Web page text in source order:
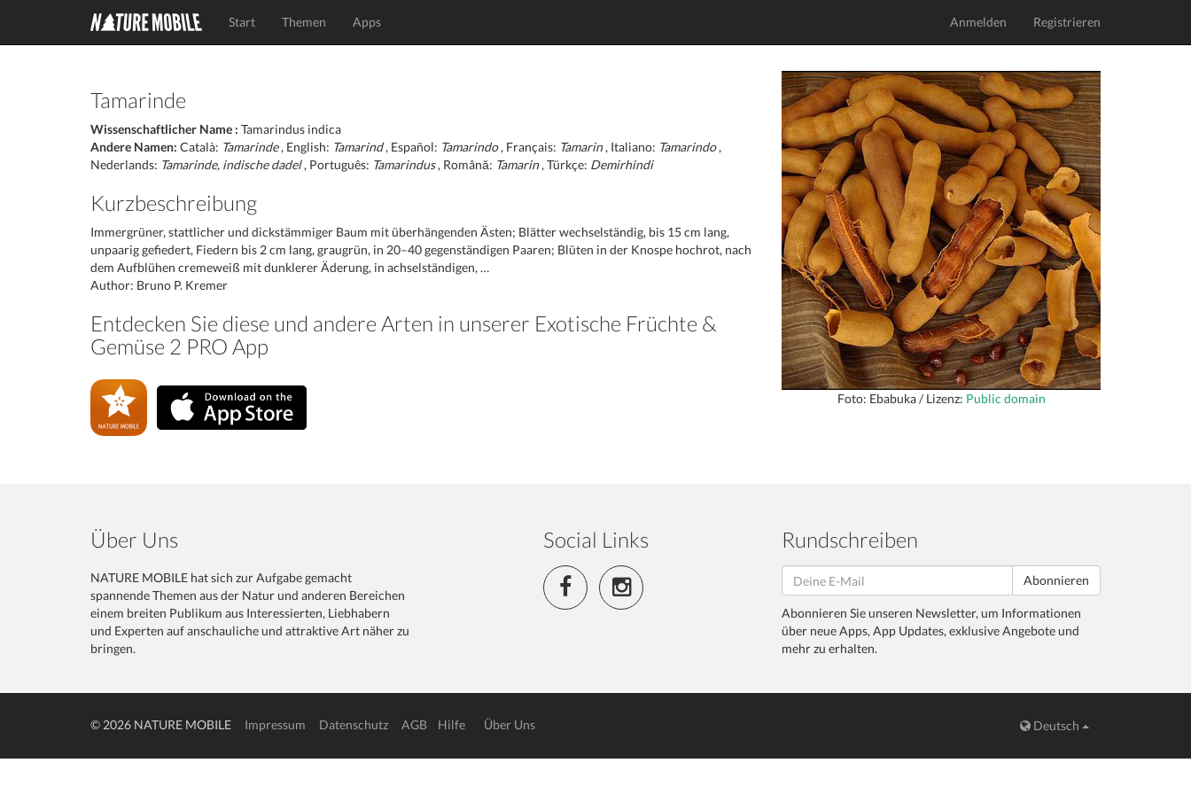
Start Themen Apps Anmelden Registrieren
Tamarinde
Wissenschaftlicher Name : Tamarindus indica
Andere Namen: Català: Tamarinde, English: Tamarind, Español: Tamarindo, Français: Tamarin, Italiano: Tamarindo,
Nederlands: Tamarinde, indische dadel, Português: Tamarindus, Română: Tamarin, Türkçe: Demirhindi
Kurzbeschreibung
Immergrüner, stattlicher und dickstämmiger Baum mit überhängenden Ästen; Blätter wechselständig, bis 15 cm lang,
unpaarig gefiedert, Fiedern bis 2 cm lang, graugrün, in 20–40 gegenständigen Paaren; Blüten in der Knospe hochrot, nach
dem Aufblühen cremeweiß mit dunklerer Äderung, in achselständigen, …
Author: Bruno P. Kremer
Entdecken Sie diese und andere Arten in unserer Exotische Früchte &
Gemüse 2 PRO App
Foto: Ebabuka / Lizenz: Public domain
Über Uns
NATURE MOBILE hat sich zur Aufgabe gemacht
spannende Themen aus der Natur und anderen Bereichen
einem breiten Publikum aus Interessierten, Liebhabern
und Experten auf anschauliche und attraktive Art näher zu
bringen.
Social Links Rundschreiben
Abonnieren
Abonnieren Sie unseren Newsletter, um Informationen
über neue Apps, App Updates, exklusive Angebote und
mehr zu erhalten.
© 2026 NATURE MOBILE Impressum Datenschutz AGB Hilfe Über Uns Deutsch